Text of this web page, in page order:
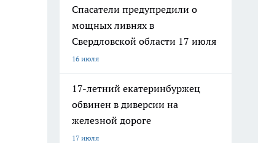
Спасатели предупредили о
мощных ливнях в
Свердловской области 17 июля
16 июля
17-летний екатеринбуржец
обвинен в диверсии на
железной дороге
17 июля